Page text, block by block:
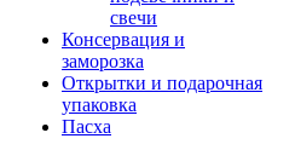
свечи
Консервация и
заморозка
Открытки и подарочная
упаковка
Пасха